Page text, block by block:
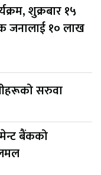
शुक्रबार १५
जनालाई १० लाख
सरुवा
बैंकको